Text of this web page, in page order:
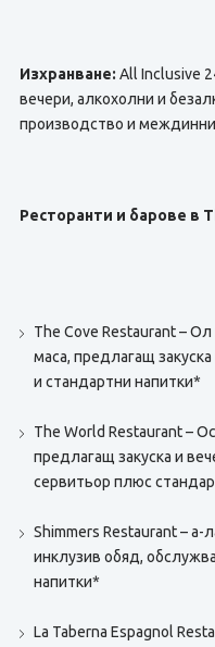
Изхранване: All Inclusive
вечери, алкохолни и
производство и междинни
Ресторанти и барове в
The Cove Restaurant –
маса, предлагащ
и стандартни напитки*
The World Restaurant –
предлагащ закуска и
сервитьор плюс
Shimmers Restaurant –
инклузив обяд,
напитки*
La Taberna Espagnol